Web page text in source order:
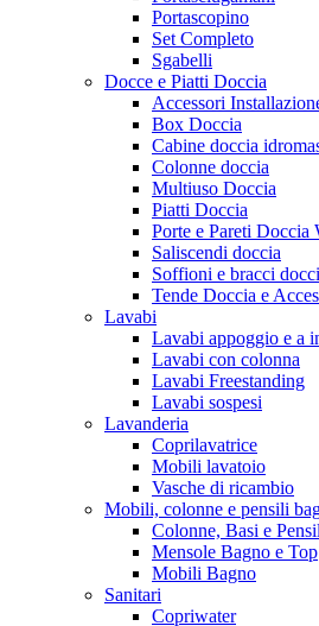
Portascopino
Set Completo
Sgabelli
Docce e Piatti Doccia
Accessori
Box Doccia
Cabine doccia
Colonne doccia
Multiuso Doccia
Piatti Doccia
Porte e Pareti Doccia
Saliscendi doccia
Soffioni e bracci
Tende Doccia e
Lavabi
Lavabi appoggio e a
Lavabi con colonna
Lavabi Freestanding
Lavabi sospesi
Lavanderia
Coprilavatrice
Mobili lavatoio
Vasche di ricambio
Mobili, colonne e pensili
Colonne, Basi e
Mensole Bagno e Top
Mobili Bagno
Sanitari
Copriwater